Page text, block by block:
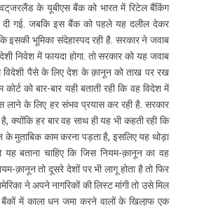
के यूबीएस बैंक को भारत में रिटेल बैंकिंग
दी गई. जबकि इस बैंक को पहले यह दलील देकर
इसकी भूमिका संदेहास्पद रही है. सरकार ने जवाब
निवेश में फायदा होगा. तो सरकार को यह जवाब
विदेशी पैसे के लिए देश के क़ानून को ताख पर रख
को बार-बार यही बताती रही कि वह विदेश में
लाने के लिए हर संभव प्रयास कर रही है. सरकार
क्योंकि हर बार वह साथ ही यह भी कहती रही कि
मुताबिक काम करना पड़ता है, इसलिए यह थोड़ा
बताना चाहिए कि जिस नियम-क़ानून का वह
क़ानून तो दूसरे देशों पर भी लागू होता है तो फिर
ने अपने नागरिकों की लिस्ट मांगी तो उसे मिल
में काला धन जमा करने वालों के खिला़फ एक